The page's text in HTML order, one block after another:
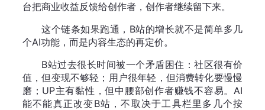
台把商业收益反馈给创作者，创作者继续留下来。
这个链条如果跑通，B站的增长就不是简单多几
个AI功能，而是内容生态的再定价。
B站过去很长时间被一个矛盾困住：社区很有价
值，但变现不够轻；用户很年轻，但消费转化要慢慢
磨；UP主有黏性，但中腰部创作者赚钱不容易。AI
能不能真正改变B站，不取决于工具栏里多几个按